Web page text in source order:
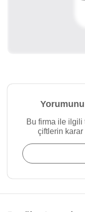
Bu firma ile
çiftlerin karar